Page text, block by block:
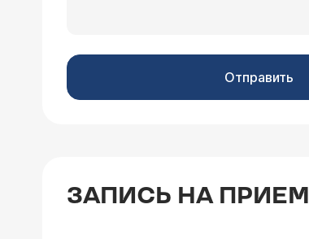
Отправить
ЗАПИСЬ НА ПРИЕМ